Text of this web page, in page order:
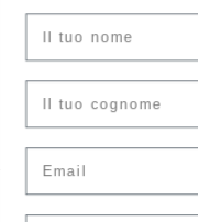
I negozi
Contatti
Instagram
Facebook
Nome
cognome
Email